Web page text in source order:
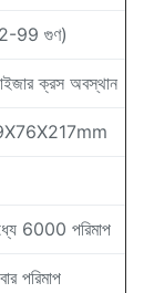
99 গুণ)
ক্রস অবস্থান
6000 পরিমাপ
পরিমাপ